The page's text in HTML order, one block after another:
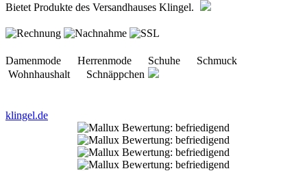
Damenmode Herrenmode Schuhe Schmuck
Wohnhaushalt Schnäppchen